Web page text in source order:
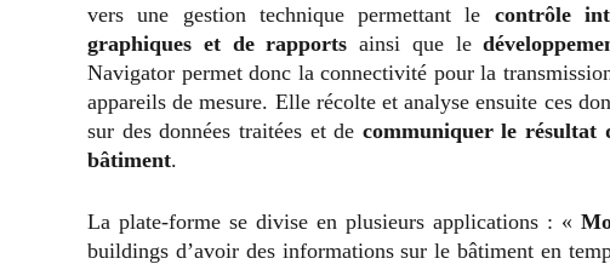
vers une gestion technique permettant le contrôle
graphiques et de rapports ainsi que le
Navigator permet donc la connectivité pour la
appareils de mesure. Elle récolte et analyse ensuite ces
sur des données traitées et de communiquer le résultat
bâtiment.
La plate-forme se divise en plusieurs applications : «
buildings d’avoir des informations sur le bâtiment en